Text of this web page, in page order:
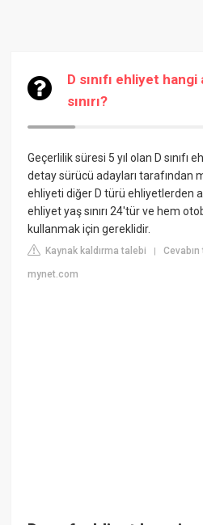
D sınıfı ehliyet
sınırı?
Geçerlilik süresi 5 yıl olan D sınıfı
detay sürücü adayları tarafından
ehliyeti diğer D türü ehliyetlerden
ehliyet yaş sınırı 24'tür ve hem
kullanmak için gereklidir.
Kaynak kaldırma talebi |
mynet.com